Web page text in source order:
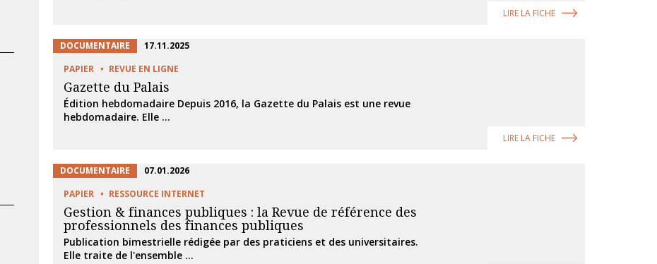
LIRE LA FICHE
DOCUMENTAIRE
17.11.2025
PAPIER
REVUE EN LIGNE
Gazette du Palais
Édition hebdomadaire Depuis 2016, la Gazette du Palais est une revue
hebdomadaire. Elle ...
LIRE LA FICHE
DOCUMENTAIRE
07.01.2026
PAPIER
RESSOURCE INTERNET
Gestion & finances publiques : la Revue de référence des
professionnels des finances publiques
Publication bimestrielle rédigée par des praticiens et des universitaires.
Elle traite de l'ensemble ...